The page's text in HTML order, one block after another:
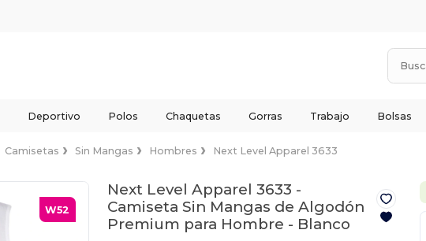
Deportivo Polos Chaquetas Gorras Trabajo Bolsas
Camisetas Sin Mangas Hombres Next Level Apparel 3633
W52
Next Level Apparel 3633 -
Camiseta Sin Mangas de Algodón
Premium para Hombre - Blanco